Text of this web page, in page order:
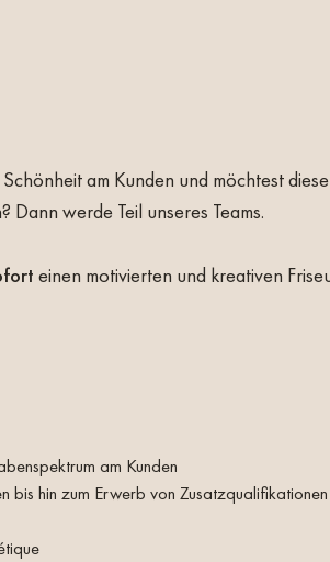
am Kunden und möchtest
werde Teil unseres Teams.
einen motivierten und kreativen
am Kunden
bis hin zum Erwerb von Zusatzqualifikationen